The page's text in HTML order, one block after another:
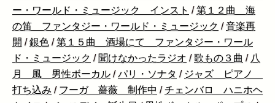
ー・ワールド・ミュージック インスト /第１２曲 海
の笛 ファンタジー・ワールド・ミュージック /音楽再
開 /銀色 /第１５曲 酒場にて ファンタジー・ワール
ド・ミュージック / 聞けなかったラジオ /歌もの３曲 / 八
月 風 男性ボーカル /パリ・ソナタ / ジャズ ピアノ
打ち込み / フーガ 薔薇 制作中 /チェンバロ ハニホヘ